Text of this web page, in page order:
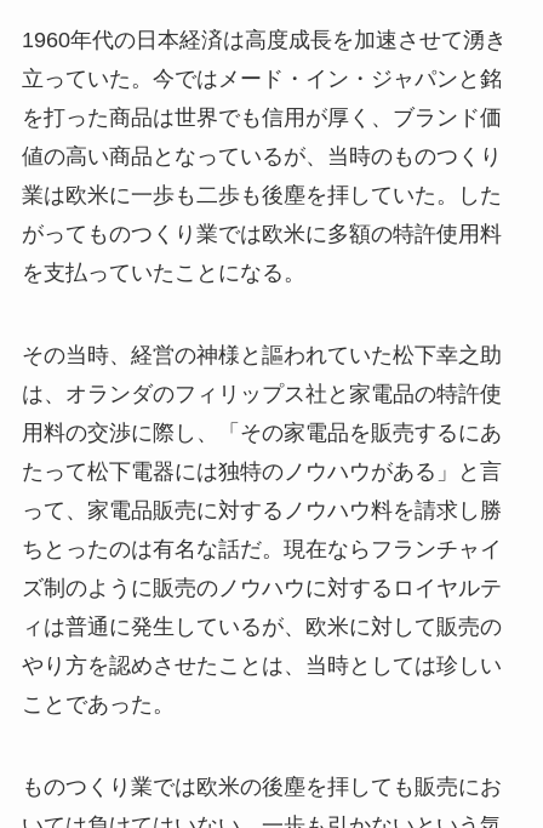
1960年代の日本経済は高度成長を加速させて湧き
立っていた。今ではメード・イン・ジャパンと銘
を打った商品は世界でも信用が厚く、ブランド価
値の高い商品となっているが、当時のものつくり
業は欧米に一歩も二歩も後塵を拝していた。した
がってものつくり業では欧米に多額の特許使用料
を支払っていたことになる。
その当時、経営の神様と謳われていた松下幸之助
は、オランダのフィリップス社と家電品の特許使
用料の交渉に際し、「その家電品を販売するにあ
たって松下電器には独特のノウハウがある」と言
って、家電品販売に対するノウハウ料を請求し勝
ちとったのは有名な話だ。現在ならフランチャイ
ズ制のように販売のノウハウに対するロイヤルテ
ィは普通に発生しているが、欧米に対して販売の
やり方を認めさせたことは、当時としては珍しい
ことであった。
ものつくり業では欧米の後塵を拝しても販売にお